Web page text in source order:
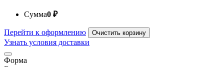
Сумма0 ₽
Перейти к оформлению Очистить корзину
Узнать условия доставки
Форма